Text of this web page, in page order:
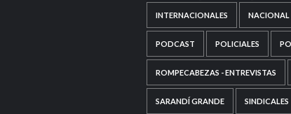
INTERNACIONALES NACIONAL
PODCAST POLICIALES
ROMPECABEZAS - ENTREVISTAS
SARANDÍ GRANDE SINDICALES